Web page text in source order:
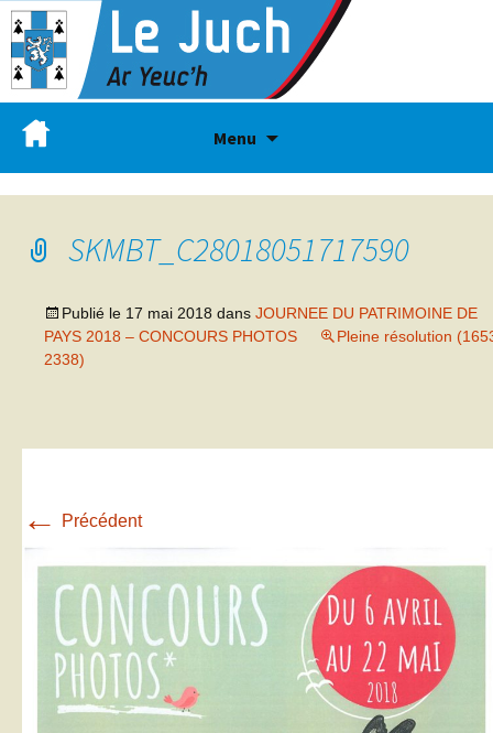
Menu
SKMBT_C28018051717590
Publié le 17 mai 2018 dans JOURNEE DU PATRIMOINE DE
PAYS 2018 – CONCOURS PHOTOS
Pleine résolution
2338)
← Précédent